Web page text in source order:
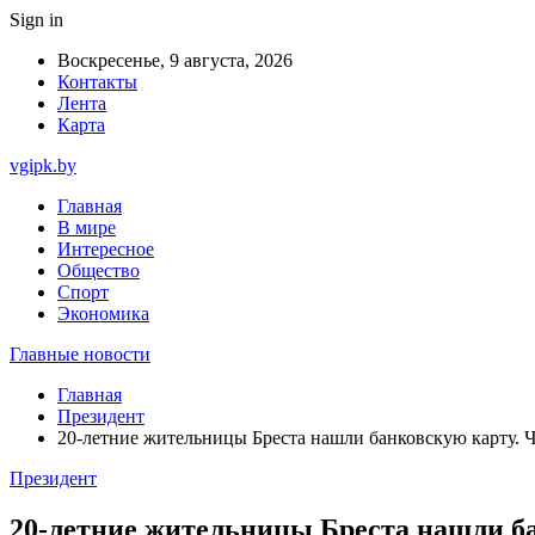
Sign in
Воскресенье, 9 августа, 2026
Контакты
Лента
Карта
vgipk.by
Главная
В мире
Интересное
Общество
Спорт
Экономика
Главные новости
Главная
Президент
20-летние жительницы Бреста нашли банковскую карту.
Президент